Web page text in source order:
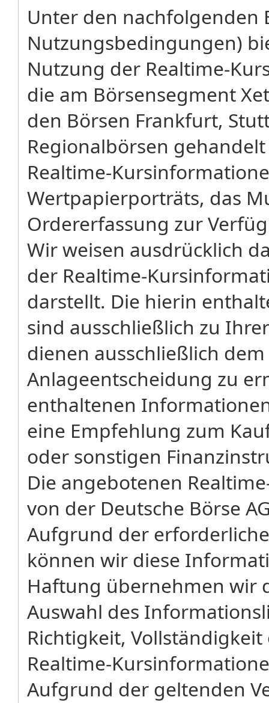
Unter den nachfolgenden
Nutzungsbedingungen)
Nutzung der Realtime-
die am Börsensegment
den Börsen Frankfurt,
Regionalbörsen
Realtime-
Wertpapierporträts, das
Ordererfassung zur
Wir weisen ausdrücklich
der Realtime-
darstellt. Die hierin
sind ausschließlich zu
dienen ausschließlich
Anlageentscheidung zu
enthaltenen
eine Empfehlung zum
oder sonstigen
Die angebotenen
von der Deutsche Börse
Aufgrund der
können wir diese
Haftung übernehmen wir
Auswahl des
Richtigkeit,
Realtime-
Aufgrund der geltenden